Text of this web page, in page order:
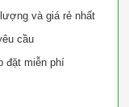
và giá rẻ nhất
cầu
đặt miễn phí